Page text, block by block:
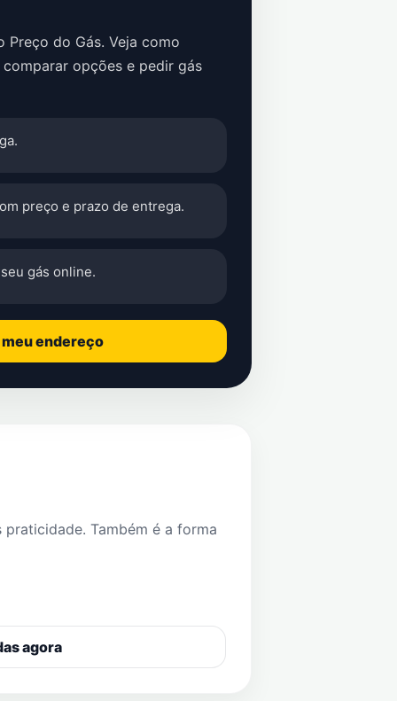
do Gás. Veja como
comparar opções e pedir gás
preço e prazo de entrega.
gás online.
endereço
Também é a forma
agora